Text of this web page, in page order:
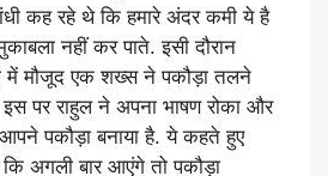
कह रहे थे कि हमारे अंदर कमी ये है
नहीं कर पाते. इसी दौरान
मौजूद एक शख्स ने पकौड़ा तलने
इस पर राहुल ने अपना भाषण रोका और
पकौड़ा बनाया है. ये कहते हुए
अगली बार आएंगे तो पकौड़ा